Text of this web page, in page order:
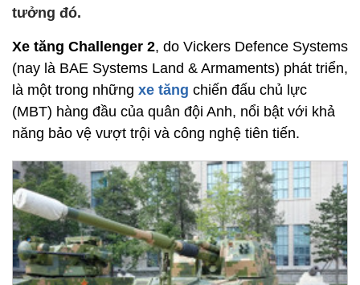
tưởng đó.
Xe tăng Challenger 2, do Vickers Defence Systems
(nay là BAE Systems Land & Armaments) phát triển,
là một trong những xe tăng chiến đấu chủ lực
(MBT) hàng đầu của quân đội Anh, nổi bật với khả
năng bảo vệ vượt trội và công nghệ tiên tiến.